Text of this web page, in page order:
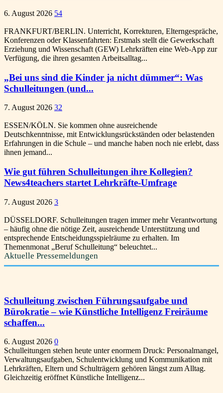
6. August 2026 54
FRANKFURT/BERLIN. Unterricht, Korrekturen, Elterngespräche,
Konferenzen oder Klassenfahrten: Erstmals stellt die Gewerkschaft
Erziehung und Wissenschaft (GEW) Lehrkräften eine Web-App zur
Verfügung, die ihren gesamten Arbeitsalltag...
„Bei uns sind die Kinder ja nicht dümmer“: Was
Schulleitungen (und...
7. August 2026 32
ESSEN/KÖLN. Sie kommen ohne ausreichende
Deutschkenntnisse, mit Entwicklungsrückständen oder belastenden
Erfahrungen in die Schule – und manche haben noch nie erlebt, dass
ihnen jemand...
Wie gut führen Schulleitungen ihre Kollegien?
News4teachers startet Lehrkräfte-Umfrage
7. August 2026 3
DÜSSELDORF. Schulleitungen tragen immer mehr Verantwortung
– häufig ohne die nötige Zeit, ausreichende Unterstützung und
entsprechende Entscheidungsspielräume zu erhalten. Im
Themenmonat „Beruf Schulleitung“ beleuchtet...
Aktuelle Pressemeldungen
Schulleitung zwischen Führungsaufgabe und
Bürokratie – wie Künstliche Intelligenz Freiräume
schaffen...
6. August 2026 0
Schulleitungen stehen heute unter enormem Druck: Personalmangel,
Verwaltungsaufgaben, Schulentwicklung und Kommunikation mit
Lehrkräften, Eltern und Schulträgern gehören längst zum Alltag.
Gleichzeitig eröffnet Künstliche Intelligenz...